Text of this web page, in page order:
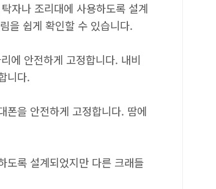
자나 조리대에 사용하도록 설계
을 쉽게 확인할 수 있습니다.
에 안전하게 고정합니다. 내비
니다.
폰을 안전하게 고정합니다. 땀에
도록 설계되었지만 다른 크래들